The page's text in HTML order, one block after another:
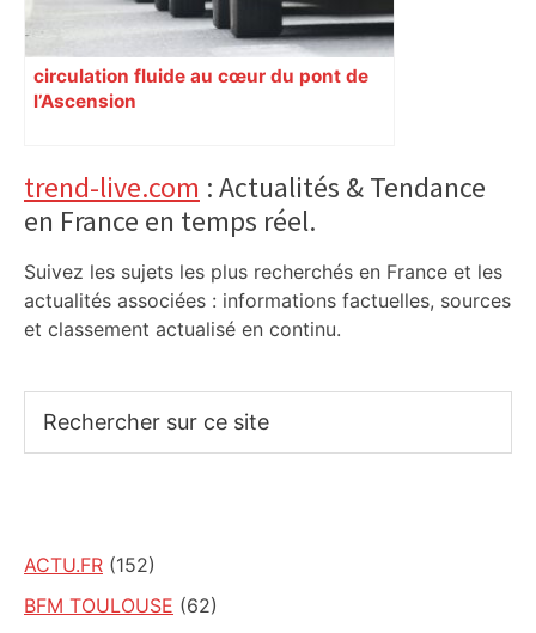
circulation fluide au cœur du pont de
l’Ascension
Primary
Sidebar
trend-live.com : Actualités & Tendance
en France en temps réel.
Suivez les sujets les plus recherchés en France et les
actualités associées : informations factuelles, sources
et classement actualisé en continu.
sur
ACTU.FR (152)
BFM TOULOUSE (62)